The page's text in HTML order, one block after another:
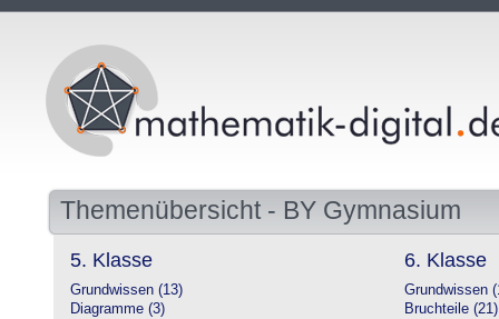
Themenübersicht - BY Gymnasium
5. Klasse
Grundwissen (13)
Diagramme (3)
6. Klasse
Grundwissen
Bruchteile (21)